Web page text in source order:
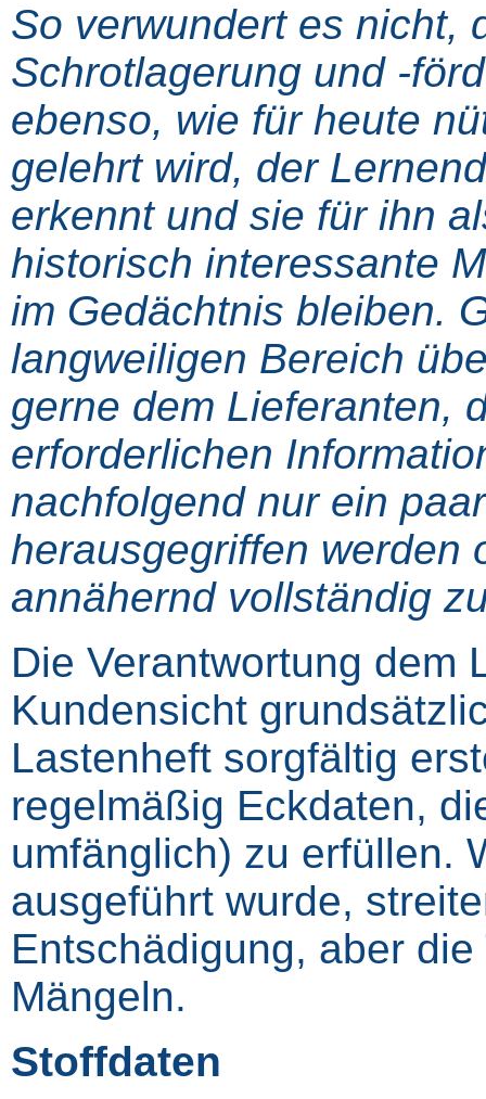
So verwundert es nicht,
Schrotlagerung und -
ebenso, wie für heute
gelehrt wird, der
erkennt und sie für ihn
historisch interessante
im Gedächtnis bleiben.
langweiligen Bereich
gerne dem Lieferanten,
erforderlichen
nachfolgend nur ein
herausgegriffen werden
annähernd vollständig
Die Verantwortung dem
Kundensicht
Lastenheft sorgfältig
regelmäßig Eckdaten,
umfänglich) zu erfüllen.
ausgeführt wurde,
Entschädigung, aber
Mängeln.
Stoffdaten